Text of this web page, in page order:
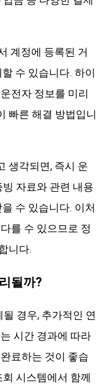
계정에 등록된 거
수 있습니다. 하이
전자 정보를 미리
빠른 해결 방법입니
생각되면, 즉시 운
자료와 관련 내용
수 있습니다. 이처
를 수 있으므로 정
니다.
될까?
경우, 추가적인 연
시간 경과에 따라
료하는 것이 좋습
시스템에서 함께